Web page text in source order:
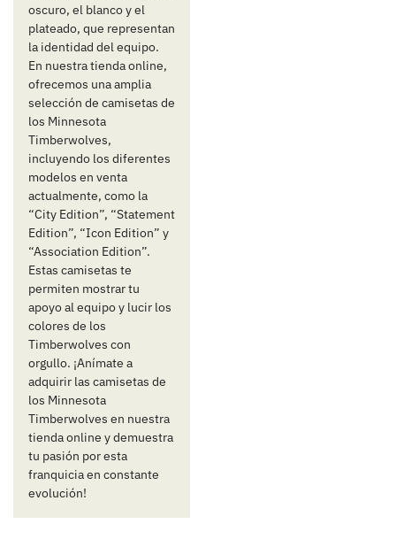
oscuro, el blanco y el
plateado, que representan
la identidad del equipo.
En nuestra tienda online,
ofrecemos una amplia
selección de camisetas de
los Minnesota
Timberwolves,
incluyendo los diferentes
modelos en venta
actualmente, como la
“City Edition”, “Statement
Edition”, “Icon Edition” y
“Association Edition”.
Estas camisetas te
permiten mostrar tu
apoyo al equipo y lucir los
colores de los
Timberwolves con
orgullo. ¡Anímate a
adquirir las camisetas de
los Minnesota
Timberwolves en nuestra
tienda online y demuestra
tu pasión por esta
franquicia en constante
evolución!